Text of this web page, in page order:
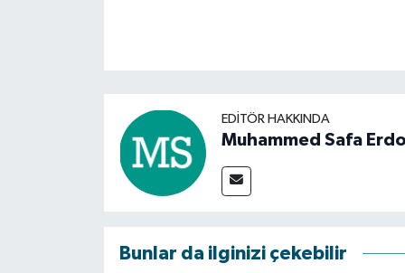
EDITÖR HAKKINDA
Muhammed Safa
Bunlar da ilginizi çekebilir